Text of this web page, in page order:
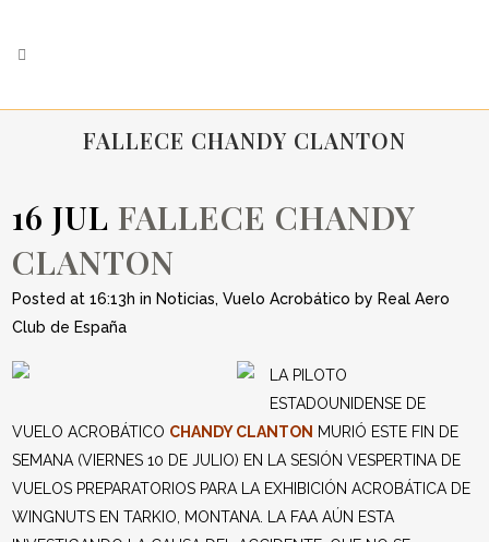
FALLECE CHANDY CLANTON
16 JUL FALLECE CHANDY
CLANTON
Posted at 16:13h in Noticias,Vuelo Acrobático by Real Aero
Club de España
LA PILOTO
ESTADOUNIDENSE DE
VUELO ACROBÁTICO CHANDY CLANTON MURIÓ ESTE FIN DE
SEMANA (VIERNES 10 DE JULIO) EN LA SESIÓN VESPERTINA DE
VUELOS PREPARATORIOS PARA LA EXHIBICIÓN ACROBÁTICA DE
WINGNUTS EN TARKIO, MONTANA. LA FAA AÚN ESTA